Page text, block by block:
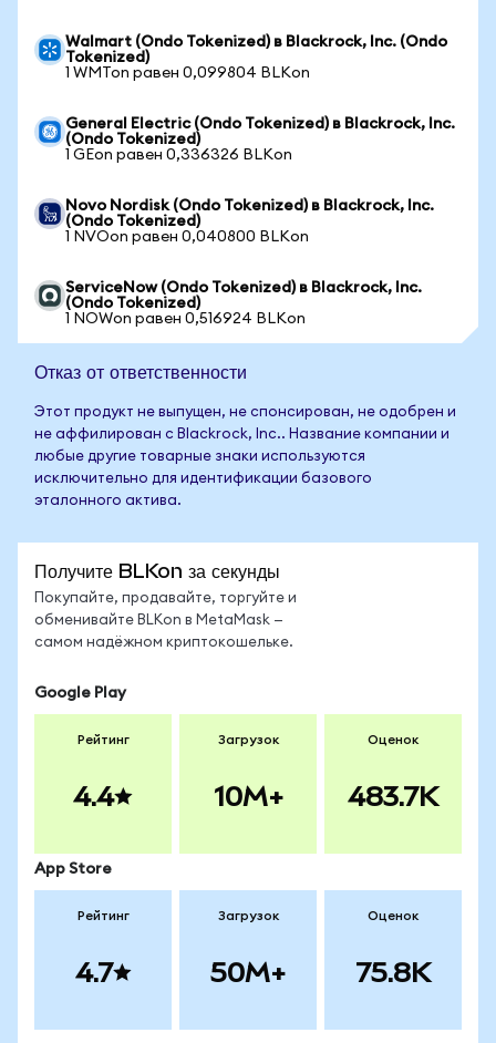
Walmart (Ondo Tokenized) в Blackrock, Inc. (Ondo
Tokenized)
1 WMTon равен 0,099804 BLKon
General Electric (Ondo Tokenized) в Blackrock, Inc.
(Ondo Tokenized)
1 GEon равен 0,336326 BLKon
Novo Nordisk (Ondo Tokenized) в Blackrock, Inc.
(Ondo Tokenized)
1 NVOon равен 0,040800 BLKon
ServiceNow (Ondo Tokenized) в Blackrock, Inc.
(Ondo Tokenized)
1 NOWon равен 0,516924 BLKon
Отказ от ответственности
Этот продукт не выпущен, не спонсирован, не одобрен и
не аффилирован с Blackrock, Inc.. Название компании и
любые другие товарные знаки используются
исключительно для идентификации базового
эталонного актива.
Получите BLKon за секунды
Покупайте, продавайте, торгуйте и
обменивайте BLKon в MetaMask —
самом надёжном криптокошельке.
Google Play
Рейтинг
4.4
Загрузок
10M+
Оценок
483.7K
App Store
Рейтинг
4.7
Загрузок
50M+
Оценок
75.8K